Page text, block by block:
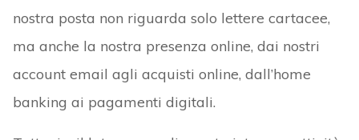
nostra posta non riguarda solo lettere cartacee,
ma anche la nostra presenza online, dai nostri
account email agli acquisti online, dall’home
banking ai pagamenti digitali.